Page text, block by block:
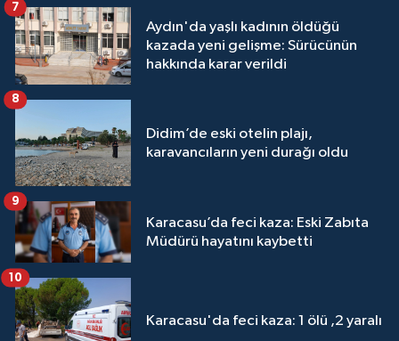
Aydın'da yaşlı kadının öldüğü
kazada yeni gelişme: Sürücünün
hakkında karar verildi
7
Didim’de eski otelin plajı,
karavancıların yeni durağı oldu
8
Karacasu’da feci kaza: Eski Zabıta
Müdürü hayatını kaybetti
9
Karacasu'da feci kaza: 1 ölü ,2 yaralı
10